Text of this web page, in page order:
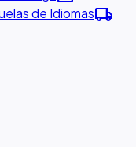
de Idiomaslocal_shipping